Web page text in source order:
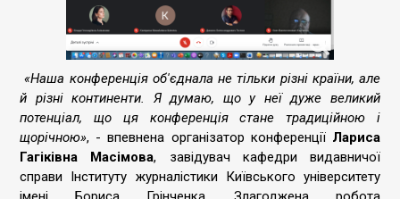
«Наша конференція об'єднала не тільки різні країни, але
й різні континенти. Я думаю, що у неї дуже великий
потенціал, що ця конференція стане традиційною і
щорічною», - впевнена організатор конференції Лариса
Гагіківна Масімова, завідувач кафедри видавничої
справи Інституту журналістики Київського університету